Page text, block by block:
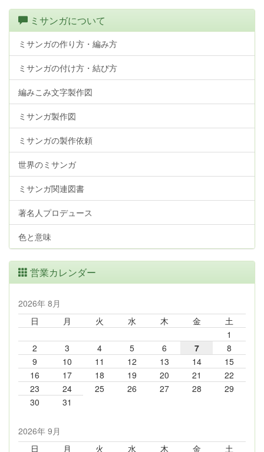
ミサンガについて
ミサンガの作り方・編み方
ミサンガの付け方・結び方
編みこみ文字製作図
ミサンガ製作図
ミサンガの製作依頼
世界のミサンガ
ミサンガ関連図書
著名人プロデュース
色と意味
営業カレンダー
2026年 8月
日
月 火 水 木 金
土
1
2
3 4 5 6 7
8
9
10 11 12 13 14
15
16
17 18 19 20 21
22
23
24 25 26 27 28
29
30
31
2026年 9月
日
月 火 水 木 金 土